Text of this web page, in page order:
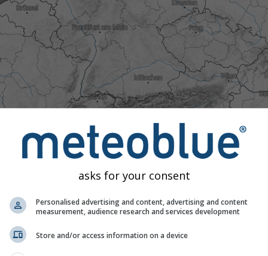
Normal Ungewöhnlich warm Extrem warm
asks for your consent
Personalised advertising and content, advertising and content
measurement, audience research and services development
Store and/or access information on a device